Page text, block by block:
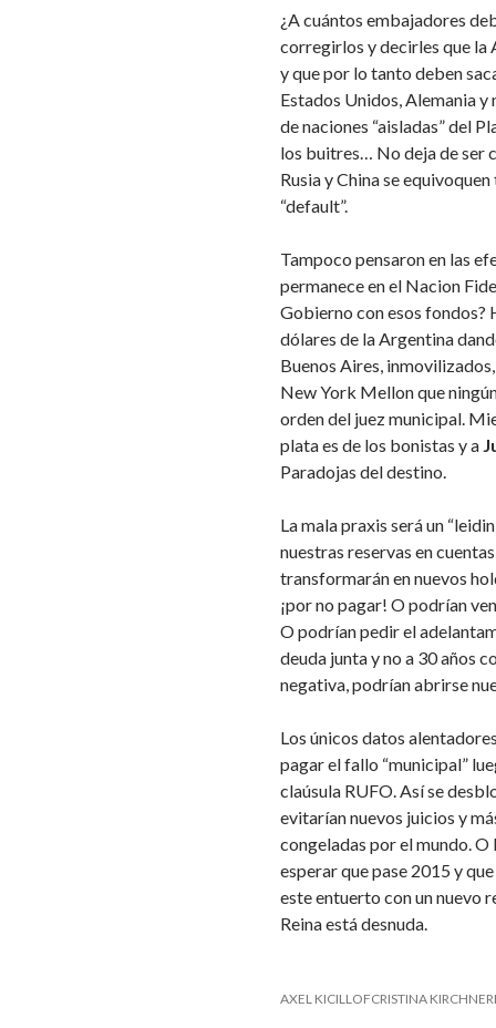
¿A cuántos embajadores
corregirlos y decirles que la
y que por lo tanto deben
Estados Unidos, Alemania y
de naciones “aisladas” del
los buitres… No deja de ser
Rusia y China se
“default”.
Tampoco pensaron en las
permanece en el Nacion
Gobierno con esos fondos?
dólares de la Argentina
Buenos Aires,
New York Mellon que
orden del juez municipal.
plata es de los bonistas y a
Paradojas del destino.
La mala praxis será un
nuestras reservas en
transformarán en nuevos
¡por no pagar! O podrían
O podrían pedir el
deuda junta y no a 30 años
negativa, podrían abrirse
Los únicos datos
pagar el fallo “municipal”
claúsula RUFO. Así se
evitarían nuevos juicios y
congeladas por el mundo.
esperar que pase 2015 y
este entuerto con un nuevo
Reina está desnuda.
AXEL KICILLOFCRISTINA